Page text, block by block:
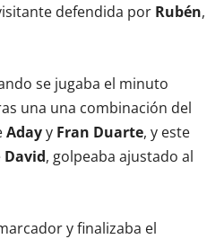
defendida por Rubén,
se jugaba el minuto
una una combinación del
Adayy Fran Duarte, y este
David, golpeaba ajustado al
y finalizaba el